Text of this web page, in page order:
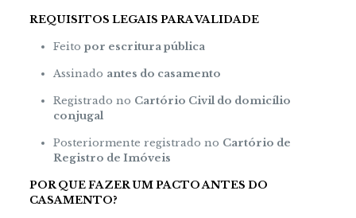
REQUISITOS LEGAIS PARA VALIDADE
Feito por escritura pública
Assinado antes do casamento
Registrado no Cartório Civil do domicílio
conjugal
Posteriormente registrado no Cartório de
Registro de Imóveis
POR QUE FAZER UM PACTO ANTES DO
CASAMENTO?